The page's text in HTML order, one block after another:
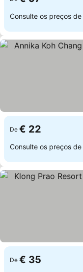
Consulte os preços de
De € 22
Consulte os preços de
De € 35